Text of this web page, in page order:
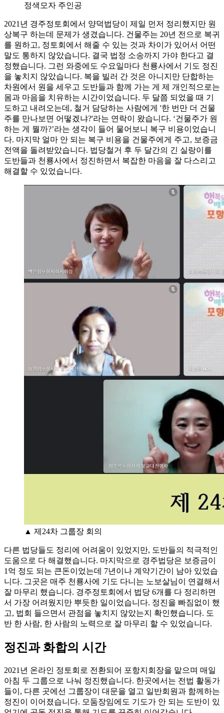
정색모자 주인공
2021년 경주정토회에서 양덕법당이 제일 먼저 정리했지만 원
상복구 하는데 문제가 생겼습니다. 건물주는 20년 전으로 복귀
를 원하고, 정토회에서 해줄 수 있는 것과 차이가 있어서 어떤
말도 통하지 않았습니다. 결국 법정 소송까지 가야 한다고 결
정했습니다. 그런 와중에도 수요일마다 천룡사에서 기도 정진
을 놓치지 않았습니다. 복을 빌러 간 것은 아니지만 단합하는
차원에서 원을 세우고 도반들과 함께 가는 게 제 개인적으로는
몸과 마음을 치유하는 시간이었습니다. 두 달쯤 되었을 때 기
도하고 내려오는데, 철거 담당하는 사람에게 '한 번만 더 건물
주를 만나보면 어떻겠냐?'라는 연락이 왔습니다. ‘건물주가 원
하는 게 뭘까?’라는 생각이 들어 물어보니 복구 비용이었습니
다. 마지막 얼마 안 되는 복구 비용을 건물주에게 주고, 보증금
전액을 돌려받았습니다. 법당철거 후 두 달간의 긴 실랑이를
도반들과 천룡사에서 정진하면서 복잡한 마음을 잘 다스리고
해결할 수 있었습니다.
▲ 제24차 그룹장 회의
다른 법당들도 정리에 어려움이 있었지만, 도반들의 적극적인
도움으로 다 해결했습니다. 마지막으로 경주법당은 보증금이
1억 정도 되는 큰돈이었는데 7년이나 계약기간이 남아 있었습
니다. 그곳은 매주 천룡사에 기도 다니는 노보살님이 연결해서
잘 마무리 했습니다. 경주정토회에서 법당 6개를 다 정리하면
서 가장 어려웠지만 뿌듯한 일이었습니다. 정진을 빠짐없이 했
고, 법회 들으면서 관점을 놓치지 않았는지 확인했습니다. 도
반 한 사람, 한 사람의 노력으로 잘 마무리 할 수 있었습니다.
정진과 화합의 시간
2021년 온라인 정토회로 전환되어 포항지회장을 맡으며 매일
아침 두 그룹으로 나눠 정진했습니다. 한곳에서는 전법 활동가
들이, 다른 곳에선 그룹장이 대문을 열고 일반회원과 함께하는
정진이 이어졌습니다. 모둠장임에도 기도가 안 되는 도반이 있